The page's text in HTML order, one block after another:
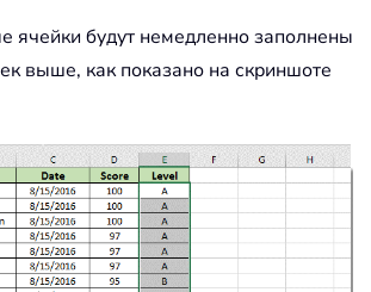
ячейки будут немедленно заполнены
выше, как показано на скриншоте